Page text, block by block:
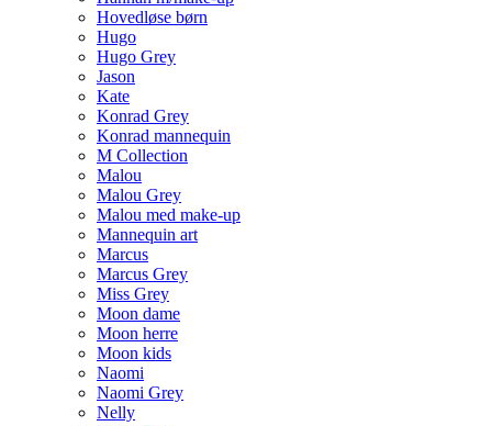
Hovedløse børn
Hugo
Hugo Grey
Jason
Kate
Konrad Grey
Konrad mannequin
M Collection
Malou
Malou Grey
Malou med make-up
Mannequin art
Marcus
Marcus Grey
Miss Grey
Moon dame
Moon herre
Moon kids
Naomi
Naomi Grey
Nelly